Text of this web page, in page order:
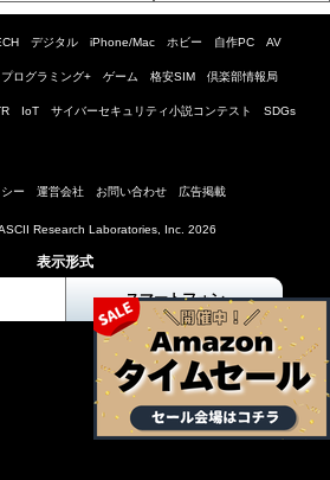
デジタル iPhone/Mac ホビー 自作PC AV
プログラミング+ ゲーム 格安SIM 倶楽部情報局
IoT サイバーセキュリティ小説コンテスト SDGs
ー 運営会社 お問い合わせ 広告掲載
Research Laboratories, Inc. 2026
表示形式
スマートフォン